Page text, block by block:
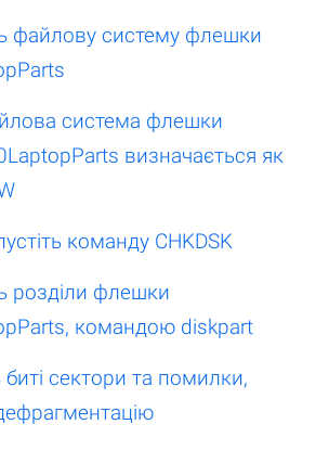
файлову систему флешки
система флешки
визначається як
команду CHKDSK
розділи флешки
командою diskpart
биті сектори та помилки,